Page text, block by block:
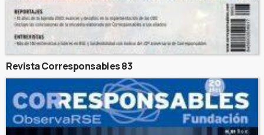
Revista Corresponsables 83